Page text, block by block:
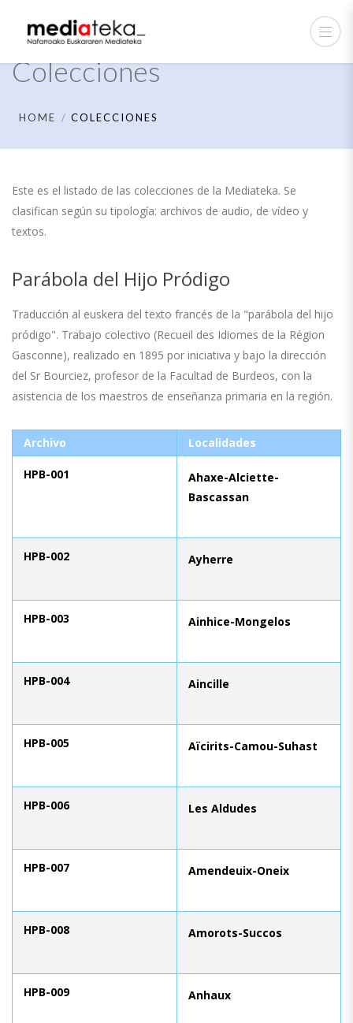
Colecciones
HOME COLECCIONES
Este es el listado de las colecciones de la Mediateka. Se
clasifican según su tipología: archivos de audio, de vídeo y
textos.
Parábola del Hijo Pródigo
Traducción al euskera del texto francés de la "parábola del hijo
pródigo". Trabajo colectivo (Recueil des Idiomes de la Région
Gasconne), realizado en 1895 por iniciativa y bajo la dirección
del Sr Bourciez, profesor de la Facultad de Burdeos, con la
asistencia de los maestros de enseñanza primaria en la región.
Archivo Localidades
HPB-001
Ahaxe-Alciette-
Bascassan
HPB-002 Ayherre
HPB-003 Ainhice-Mongelos
HPB-004 Aincille
HPB-005 Aïcirits-Camou-Suhast
HPB-006 Les Aldudes
HPB-007 Amendeuix-Oneix
HPB-008 Amorots-Succos
HPB-009 Anhaux